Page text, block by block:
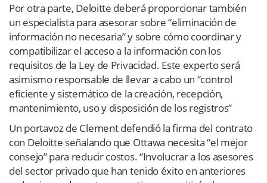
Por otra parte, Deloitte deberá proporcionar también
un especialista para asesorar sobre “eliminación de
información no necesaria” y sobre cómo coordinar y
compatibilizar el acceso a la información con los
requisitos de la Ley de Privacidad. Este experto será
asimismo responsable de llevar a cabo un “control
eficiente y sistemático de la creación, recepción,
mantenimiento, uso y disposición de los registros”
Un portavoz de Clement defendió la firma del contrato
con Deloitte señalando que Ottawa necesita “el mejor
consejo” para reducir costos. “Involucrar a los asesores
del sector privado que han tenido éxito en anteriores